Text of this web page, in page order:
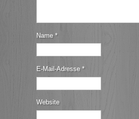
Name *
E-Mail-Adresse *
Website